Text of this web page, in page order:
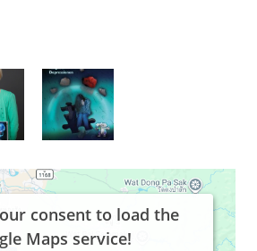
consent to load the
Maps service!